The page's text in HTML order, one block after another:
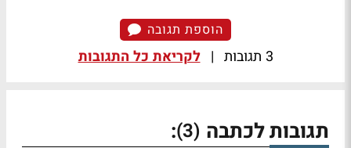
הוספת תגובה
3 תגובות | לקריאת כל התגובות
תגובות לכתבה (3)
: